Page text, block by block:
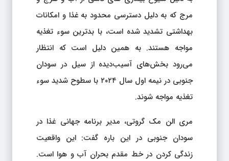
مرج که به دلیل دسترسی محدود به غذا و امکانات
بهداشتی تشدید شده است، با بدترین سوء تغذیه
مواجه هستند. به همین دلیل است که انتظار
می‌رود بخش‌های آسیب‌دیده از سیل در سودان
جنوبی در نیمه اول سال ۲۰۲۴ با سطوح شدید سوء
تغذیه مواجه شوند.
مری الن مک گروتی، مدیر برنامه جهانی غذا در
سودان جنوبی در این باره گفت: این واقعیت
زندگی کردن در خط مقدم بحران آب و هوا است.